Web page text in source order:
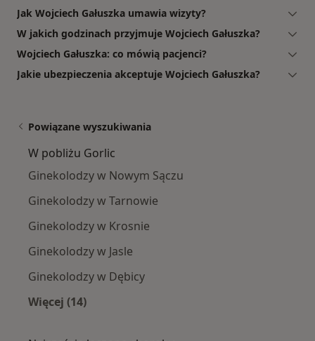
Jak Wojciech Gałuszka umawia wizyty?
W jakich godzinach przyjmuje Wojciech Gałuszka?
Wojciech Gałuszka: co mówią pacjenci?
Jakie ubezpieczenia akceptuje Wojciech Gałuszka?
Powiązane wyszukiwania
W pobliżu Gorlic
Ginekolodzy w Nowym Sączu
Ginekolodzy w Tarnowie
Ginekolodzy w Krosnie
Ginekolodzy w Jasle
Ginekolodzy w Dębicy
Więcej (14)